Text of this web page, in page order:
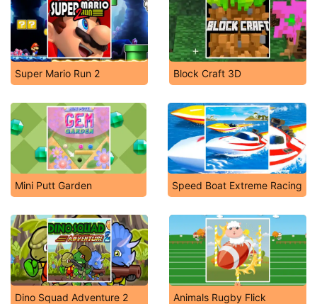
Super Mario Run 2 Block Craft 3D
Mini Putt Garden Speed Boat Extreme Racing
Dino Squad Adventure 2 Animals Rugby Flick